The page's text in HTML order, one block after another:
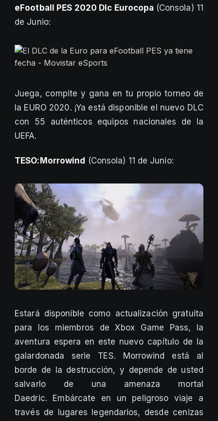
eFootball PES 2020 Dlc Eurocopa (Consola) 11
de Junio:
Juega, compite y gana en tu propio torneo de
la EURO 2020. ¡Ya está disponible el nuevo DLC
con 55 auténticos equipos nacionales de la
UEFA.
TESO:Morrowind (Consola) 11 de Junio:
Estará disponible como actualización gratuita
para los miembros de Xbox Game Pass, la
aventura espera en este nuevo capítulo de la
galardonada serie TES. Morrowind está al
borde de la destrucción, y depende de usted
salvarlo de una amenaza mortal
Daedric. Embárcate en un peligroso viaje a
través de lugares legendarios, desde cenizas